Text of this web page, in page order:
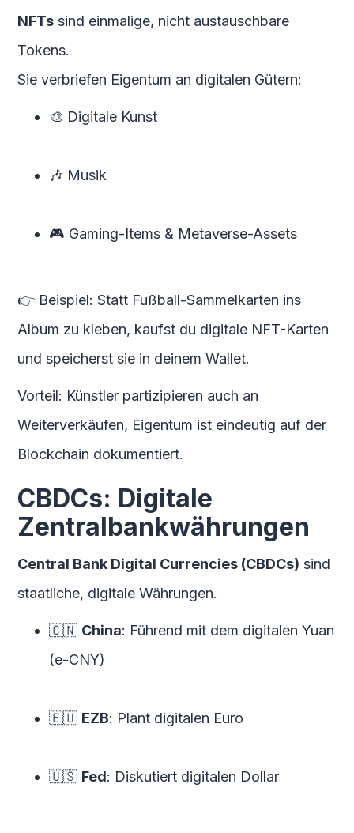
NFTs sind einmalige, nicht austauschbare
Tokens.
Sie verbriefen Eigentum an digitalen Gütern:
🎨 Digitale Kunst
🎶 Musik
🎮 Gaming-Items & Metaverse-Assets
👉 Beispiel: Statt Fußball-Sammelkarten ins
Album zu kleben, kaufst du digitale NFT-Karten
und speicherst sie in deinem Wallet.
Vorteil: Künstler partizipieren auch an
Weiterverkäufen, Eigentum ist eindeutig auf der
Blockchain dokumentiert.
CBDCs: Digitale
Zentralbankwährungen
Central Bank Digital Currencies (CBDCs) sind
staatliche, digitale Währungen.
🇨🇳 China: Führend mit dem digitalen Yuan
(e-CNY)
🇪🇺 EZB: Plant digitalen Euro
🇺🇸 Fed: Diskutiert digitalen Dollar